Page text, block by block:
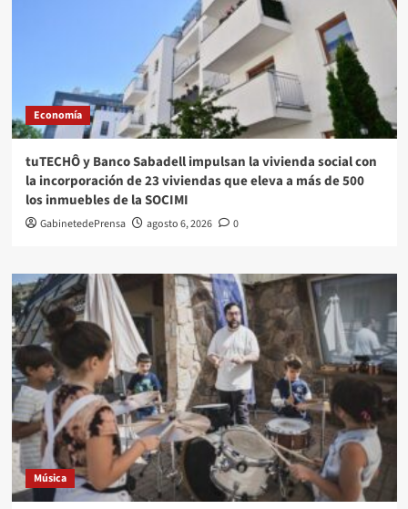
Economía
tuTECHÔ y Banco Sabadell impulsan la vivienda social con
la incorporación de 23 viviendas que eleva a más de 500
los inmuebles de la SOCIMI
GabinetedePrensa agosto 6, 2026 0
Música